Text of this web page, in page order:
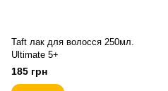
Taft лак для волосся 250мл.
Ultimate 5+
185 грн